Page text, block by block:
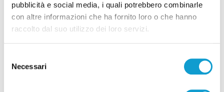
pubblicità e social media, i quali potrebbero combinarle
con altre informazioni che ha fornito loro o che hanno
raccolto dal suo utilizzo dei loro servizi.
delNecessari
Le Marche in gara ai Campionati Europei di
Atletica Leggera di Birmingham 2026